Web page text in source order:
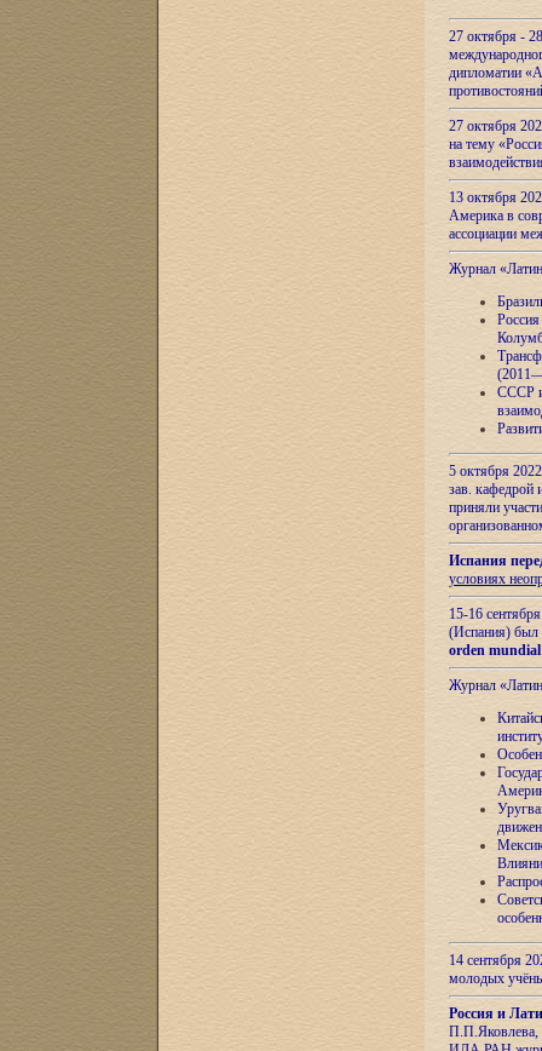
27 октября -
дипломатии
27 октября
на тему
13 октября
Америка в
ассоциации
Журнал
СССР и
5 октября
зав.
приняли
Испания
условиях
15-16
(Испания) был
orden
Журнал
14 сентября
молодых
Россия и
П.П.Яковлева,